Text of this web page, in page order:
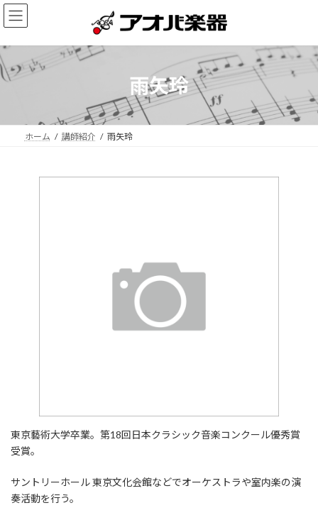
コ
ン
ン
ツ
へ
ナ
ビ
ー
シ
ョ
雨矢玲
ホーム 講師紹介 雨矢玲
東京藝術大学卒業。第18回日本クラシック音楽コンクール優秀賞
受賞。
サントリーホール 東京文化会館などでオーケストラや室内楽の演
奏活動を行う。